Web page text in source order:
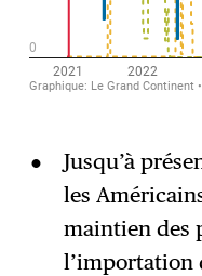
Jusqu’à
les
maintien des
l’importation